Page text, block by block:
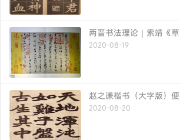
两晋书法理论｜索靖《草
2020-08-19
赵之谦楷书（大字版）
2020-08-20